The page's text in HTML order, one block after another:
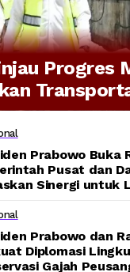
Progres
Prioritas
Prabowo Buka
Pusat dan
Sinergi untuk
Prabowo dan
Diplomasi
Gajah